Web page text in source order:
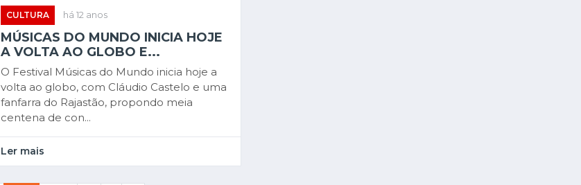
CULTURA há 12 anos
MÚSICAS DO MUNDO INICIA HOJE
A VOLTA AO GLOBO E...
O Festival Músicas do Mundo inicia hoje a
volta ao globo, com Cláudio Castelo e uma
fanfarra do Rajastão, propondo meia
centena de con...
Ler mais